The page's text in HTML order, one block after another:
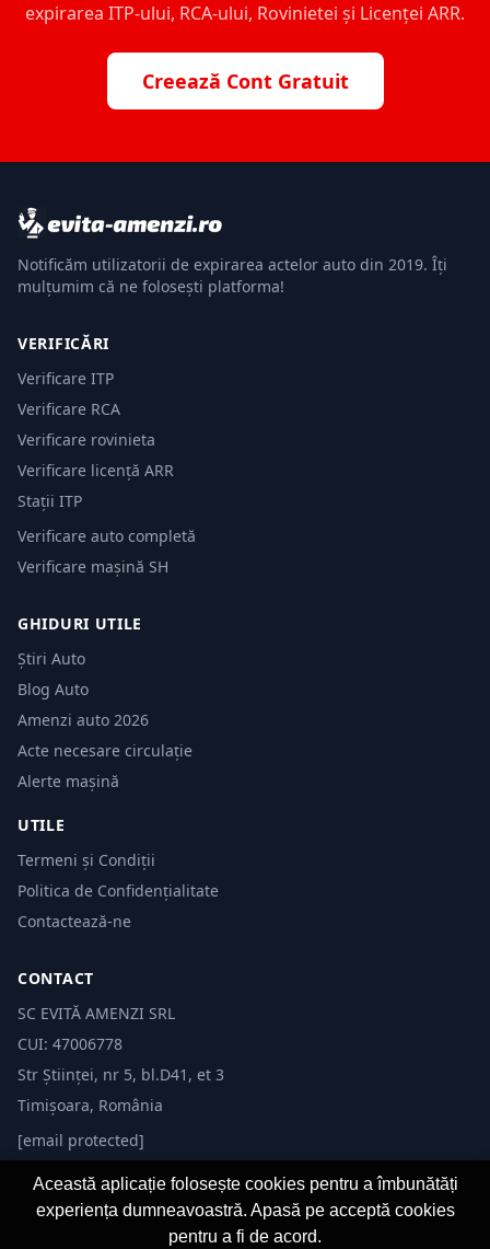
expirarea ITP-ului, RCA-ului, Rovinietei și Licenței ARR.
Creează Cont Gratuit
Notificăm utilizatorii de expirarea actelor auto din 2019. Îți
mulțumim că ne folosești platforma!
VERIFICĂRI
Verificare ITP
Verificare RCA
Verificare rovinieta
Verificare licență ARR
Stații ITP
Verificare auto completă
Verificare mașină SH
GHIDURI UTILE
Știri Auto
Blog Auto
Amenzi auto 2026
Acte necesare circulație
Alerte mașină
UTILE
Termeni și Condiții
Politica de Confidențialitate
Contactează-ne
CONTACT
SC EVITĂ AMENZI SRL
CUI: 47006778
Str Științei, nr 5, bl.D41, et 3
Timișoara, România
[email protected]
Această aplicație folosește cookies pentru a îmbunătăți
experiența dumneavoastră. Apasă pe acceptă cookies
pentru a fi de acord.